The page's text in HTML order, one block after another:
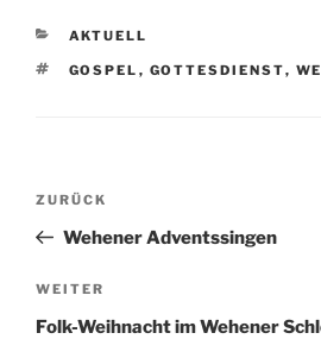
KATEGORIEN
AKTUELL
SCHLAGWÖRTER
GOSPEL , GOTTESDIENST,
Beitragsnavigation
Vorheriger
Beitrag
ZURÜCK
Wehener Adventssingen
Nächster
Beitrag
WEITER
Folk-Weihnacht im Wehener